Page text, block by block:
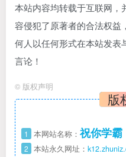
本站内容均转载于互联网，
容侵犯了原著者的合法权益
何人以任何形式在本站发表
言论！
© 版权声明
版
1 本网站名称： 祝你学霸
2 本站永久网址：